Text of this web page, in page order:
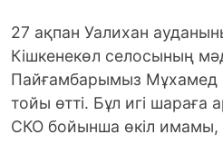
27 ақпан Уалихан
Кішкенекөл селосының
Пайғамбарымыз Мұхамед
тойы өтті. Бұл игі
СКО бойынша өкіл